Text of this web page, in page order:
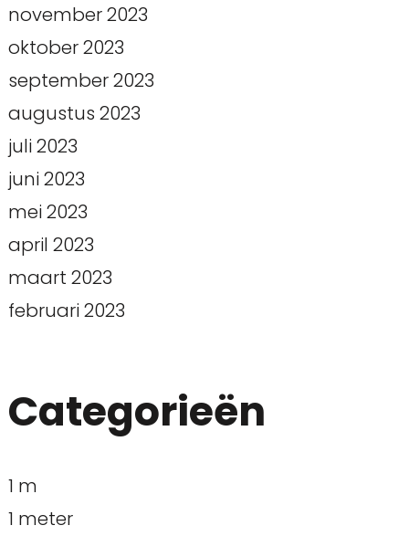
november 2023
oktober 2023
september 2023
augustus 2023
juli 2023
juni 2023
mei 2023
april 2023
maart 2023
februari 2023
Categorieën
1 m
1 meter